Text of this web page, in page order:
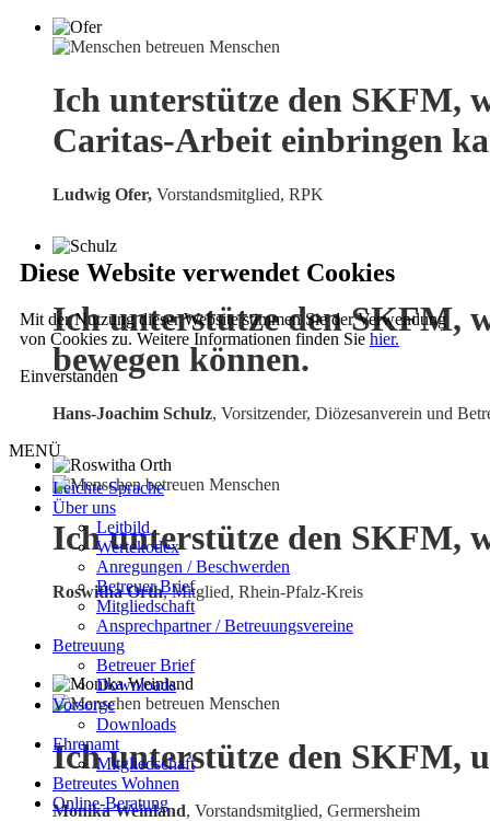
Ich unterstütze den SKFM,
Caritas-Arbeit einbringen
Ludwig Ofer, Vorstandsmitglied, RPK
Ich unterstütze den SKFM,
bewegen können.
Hans-Joachim Schulz, Vorsitzender, Diözesanverein und
Ich unterstütze den SKFM,
Roswitha Orth, Mitglied, Rhein-Pfalz-Kreis
Ich unterstütze den SKFM,
Monika Weinland, Vorstandsmitglied, Germersheim
Diese Website verwendet Cookies
Mit der Nutzung dieser Website stimmen Sie der Verwendung
von Cookies zu. Weitere Informationen finden Sie hier.
Einverstanden
MENÜ
Leichte Sprache
Über uns
Leitbild
Wertekodex
Anregungen / Beschwerden
Betreuer Brief
Mitgliedschaft
Ansprechpartner / Betreuungsvereine
Betreuung
Betreuer Brief
Downloads
Vorsorge
Downloads
Ehrenamt
Mitgliedschaft
Betreutes Wohnen
Online-Beratung